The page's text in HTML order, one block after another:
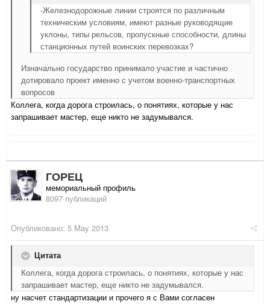
-Железнодорожные линии строятся по различным
техническим условиям, имеют разные руководящие
уклоны, типы рельсов, пропускные способности, длины
станционных путей воинских перевозках?
Изначально государство принимало участие и частично
дотировало проект именно с учетом военно-транспортных
вопросов
Коллега, когда дорога строилась, о понятиях, которые у нас
запрашивает мастер, еще никто не задумывался.
ГОРЕЦ
мемориальный профиль
8097 публикаций
Опубликовано: 5 May 2013
Цитата
Коллега, когда дорога строилась, о понятиях, которые у нас
запрашивает мастер, еще никто не задумывался.
ну насчет стандартизации и прочего я с Вами согласен